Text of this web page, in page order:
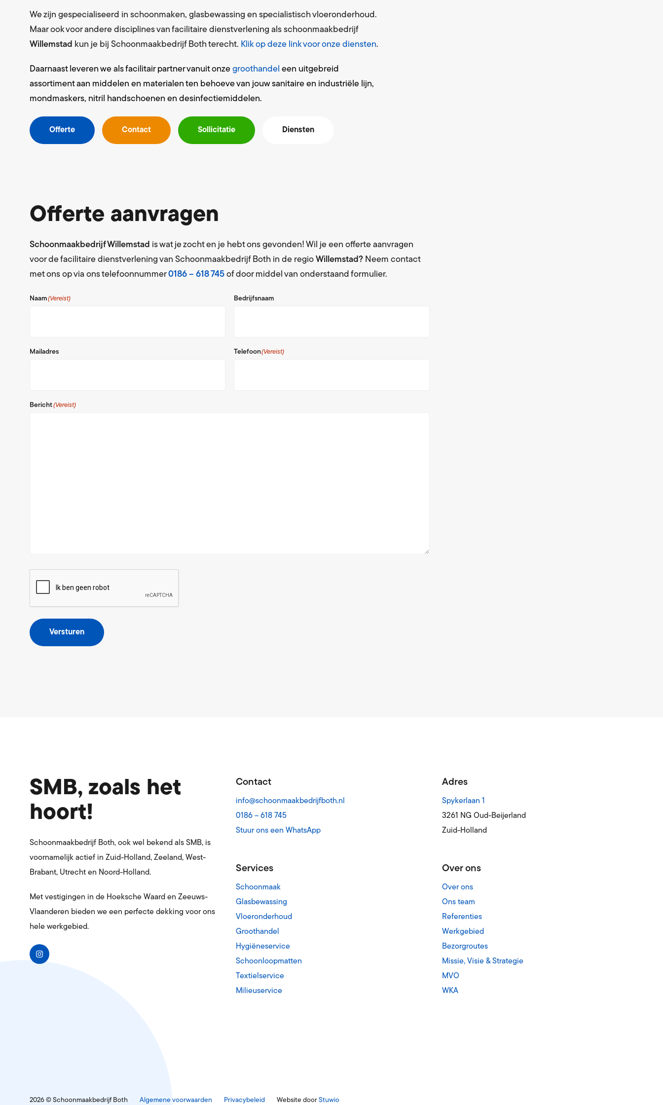
We zijn gespecialiseerd in schoonmaken, glasbewassing en specialistisch vloeronderhoud.
Maar ook voor andere disciplines van facilitaire dienstverlening als schoonmaakbedrijf
Willemstad kun je bij Schoonmaakbedrijf Both terecht. Klik op deze link voor onze diensten.
Daarnaast leveren we als facilitair partner vanuit onze groothandel een uitgebreid
assortiment aan middelen en materialen ten behoeve van jouw sanitaire en industriële lijn,
mondmaskers, nitril handschoenen en desinfectiemiddelen.
Offerte Contact Sollicitatie Diensten
Offerte aanvragen
Schoonmaakbedrijf Willemstad is wat je zocht en je hebt ons gevonden! Wil je een offerte aanvragen
voor de facilitaire dienstverlening van Schoonmaakbedrijf Both in de regio Willemstad? Neem contact
met ons op via ons telefoonnummer0186 – 618 745 of door middel van onderstaand formulier.
Naam(Vereist) Bedrijfsnaam
Mailadres Telefoon(Vereist)
Bericht(Vereist)
Versturen
SMB, zoals het
hoort!
Schoonmaakbedrijf Both, ook wel bekend als SMB, is
voornamelijk actief in Zuid-Holland, Zeeland, West-
Brabant, Utrecht en Noord-Holland.
Met vestigingen in de Hoeksche Waard en Zeeuws-
Vlaanderen bieden we een perfecte dekking voor ons
hele werkgebied.
Contact
info@schoonmaakbedrijfboth.nl
0186 – 618 745
Stuur ons een WhatsApp
Adres
Spykerlaan 1
3261 NG Oud-Beijerland
Zuid-Holland
Services
Schoonmaak
Glasbewassing
Vloeronderhoud
Groothandel
Hygiëneservice
Schoonloopmatten
Textielservice
Milieuservice
Over ons
Over ons
Ons team
Referenties
Werkgebied
Bezorgroutes
Missie, Visie & Strategie
MVO
WKA
2026 © Schoonmaakbedrijf Both Algemene voorwaarden Privacybeleid Website door Stuwio